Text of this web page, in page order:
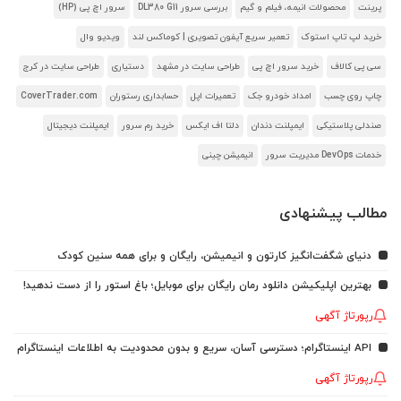
پرینت محصولات انیمه، فیلم و گیم بررسی سرور DL380 G11 سرور اچ پی (HP)
خرید لپ تاپ استوک تعمیر سریع آیفون تصویری | کوماکس لند ویدیو وال
سی پی کالاف خرید سرور اچ پی طراحی سایت در مشهد دستیاری طراحی سایت در کرج
چاپ روی چسب امداد خودرو جک تعمیرات اپل حسابداری رستوران CoverTrader.com
صندلی پلاستیکی ایمپلنت دندان دلتا اف ایکس خرید رم سرور ایمپلنت دیجیتال
خدمات DevOps مدیریت سرور انیمیشن چینی
مطالب پیشنهادی
دنیای شگفت‌انگیز کارتون و انیمیشن، رایگان و برای همه سنین کودک
بهترین اپلیکیشن دانلود رمان رایگان برای موبایل؛ باغ استور را از دست ندهید!
رپورتاژ آگهی
API اینستاگرام؛ دسترسی آسان، سریع و بدون محدودیت به اطلاعات اینستاگرام
رپورتاژ آگهی